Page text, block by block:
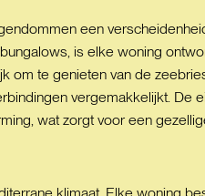
een
is elke woning
om te genieten van de
vergemakkelijkt. De
wat zorgt voor een